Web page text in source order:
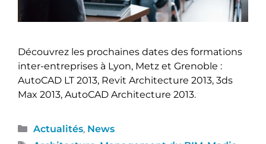
Découvrez les prochaines dates des formations
inter-entreprises à Lyon, Metz et Grenoble :
AutoCAD LT 2013, Revit Architecture 2013, 3ds
Max 2013, AutoCAD Architecture 2013.
Actualités, News